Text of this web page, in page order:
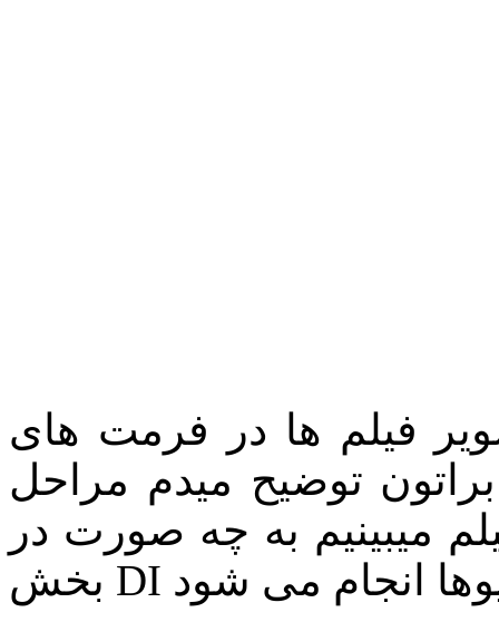
فیلم ها در فرمت های
توضیح میدم مراحل
میبینیم به چه صورت در